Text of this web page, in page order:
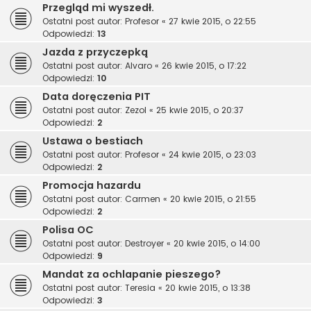
Przegląd mi wyszedł.
Ostatni post autor: Profesor « 27 kwie 2015, o 22:55
Odpowiedzi: 13
Jazda z przyczepką
Ostatni post autor: Alvaro « 26 kwie 2015, o 17:22
Odpowiedzi: 10
Data doręczenia PIT
Ostatni post autor: Zezol « 25 kwie 2015, o 20:37
Odpowiedzi: 2
Ustawa o bestiach
Ostatni post autor: Profesor « 24 kwie 2015, o 23:03
Odpowiedzi: 2
Promocja hazardu
Ostatni post autor: Carmen « 20 kwie 2015, o 21:55
Odpowiedzi: 2
Polisa OC
Ostatni post autor: Destroyer « 20 kwie 2015, o 14:00
Odpowiedzi: 9
Mandat za ochlapanie pieszego?
Ostatni post autor: Teresia « 20 kwie 2015, o 13:38
Odpowiedzi: 3